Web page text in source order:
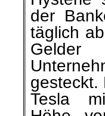
der
täglich
Gelder
gesteckt.
Tesla